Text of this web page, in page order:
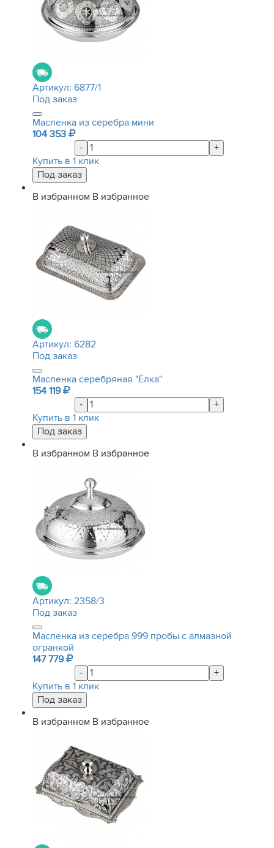
Артикул: 6877/1
Под заказ
Масленка из серебра мини
104 353
-
+
Купить в 1 клик
В избранном В избранное
Артикул: 6282
Под заказ
Масленка серебряная "Ёлка"
154 119
-
+
Купить в 1 клик
В избранном В избранное
Артикул: 2358/3
Под заказ
Масленка из серебра 999 пробы с алмазной
огранкой
147 779
-
+
Купить в 1 клик
В избранном В избранное